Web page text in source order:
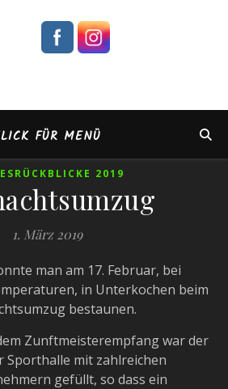
FÜR MENÜ
2019
1. März 2019
in Unterkochen beim
bestaunen.
Zunftmeisterempfang war der
Sporthalle mit zahlreichen
gefüllt, so dass ein